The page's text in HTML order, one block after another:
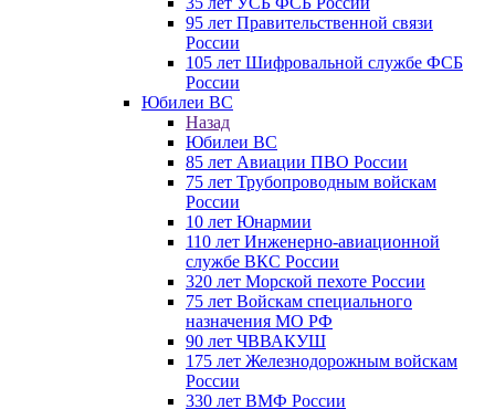
95 лет Правительственной связи
России
105 лет Шифровальной службе ФСБ
России
Юбилеи ВС
Назад
Юбилеи ВС
85 лет Авиации ПВО России
75 лет Трубопроводным войскам
России
10 лет Юнармии
110 лет Инженерно-авиационной
службе ВКС России
320 лет Морской пехоте России
75 лет Войскам специального
назначения МО РФ
90 лет ЧВВАКУШ
175 лет Железнодорожным войскам
России
330 лет ВМФ России